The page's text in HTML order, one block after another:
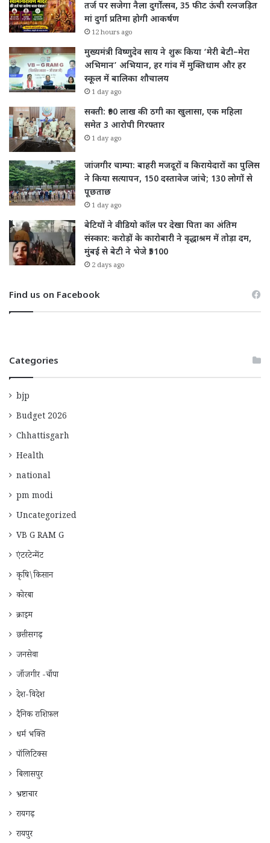
तर्ज पर सजेगा नैला दुर्गोत्सव, 35 फीट ऊंची रत्नजड़ित
मां दुर्गा प्रतिमा होगी आकर्षण
12 hours ago
मुख्यमंत्री विष्णुदेव साय ने शुरू किया ‘मेरी बेटी–मेरा
अभिमान’ अभियान, हर गांव में मुक्तिधाम और हर
स्कूल में बालिका शौचालय
1 day ago
सक्ती: ₹90 लाख की ठगी का खुलासा, एक महिला
समेत 3 आरोपी गिरफ्तार
1 day ago
जांजगीर चाम्पा: बाहरी मजदूरों व किरायेदारों का पुलिस
ने किया सत्यापन, 150 दस्तावेज जांचे; 130 लोगों से
पूछताछ
1 day ago
बेटियों ने वीडियो कॉल पर देखा पिता का अंतिम
संस्कार: करोड़ों के कारोबारी ने वृद्धाश्रम में तोड़ा दम,
मुंबई से बेटी ने भेजे ₹5100
2 days ago
Find us on Facebook
Categories
bjp
Budget 2026
Chhattisgarh
Health
national
pm modi
Uncategorized
VB G RAM G
एंटरटेन्मेंट
कृषि\किसान
कोरबा
क्राइम
छत्तीसगढ़
जनसेवा
जाँजगीर -चाँपा
देश-विदेश
दैनिक राशिफ़ल
धर्म भक्ति
पॉलिटिक्स
बिलासपुर
भ्रष्टाचार
रायगढ़
रायपुर